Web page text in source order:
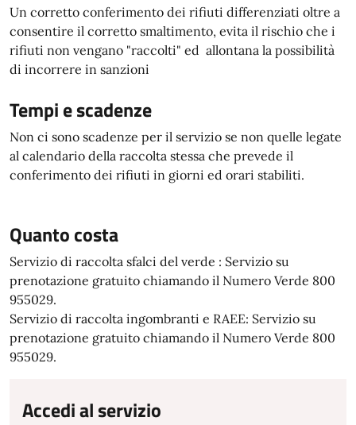
Un corretto conferimento dei rifiuti differenziati oltre a
consentire il corretto smaltimento, evita il rischio che i
rifiuti non vengano "raccolti" ed allontana la possibilità
di incorrere in sanzioni
Tempi e scadenze
Non ci sono scadenze per il servizio se non quelle legate
al calendario della raccolta stessa che prevede il
conferimento dei rifiuti in giorni ed orari stabiliti.
Quanto costa
Servizio di raccolta sfalci del verde : Servizio su
prenotazione gratuito chiamando il Numero Verde 800
955029.
Servizio di raccolta ingombranti e RAEE: Servizio su
prenotazione gratuito chiamando il Numero Verde 800
955029.
Accedi al servizio